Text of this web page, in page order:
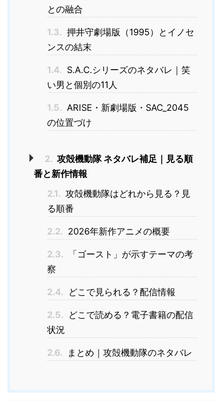
との融合
1.3. 押井守劇場版（1995）とイノセ
ンスの結末
1.4. S.A.C.シリーズのネタバレ｜笑
い男と個別の11人
1.5. ARISE・新劇場版・SAC_2045
の位置づけ
2. 攻殻機動隊 ネタバレ補足｜見る順
番と新作情報
2.1. 攻殻機動隊はどれから見る？見
る順番
2.2. 2026年新作アニメの概要
2.3.
「ゴースト」が示すテーマの考
察
2.4. どこで見られる？配信情報
2.5.
どこで読める？電子書籍の配信
状況
2.6. まとめ｜攻殻機動隊のネタバレ